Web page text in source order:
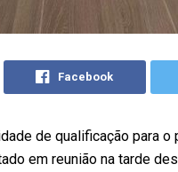
Facebook
de qualificação para
em reunião na tarde